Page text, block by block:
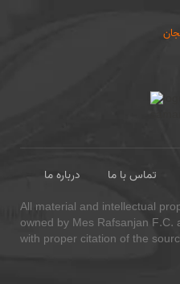
درباره ما تماس با ما
All material and intellectual
owned by Mes Rafsanjan
with proper citation of the